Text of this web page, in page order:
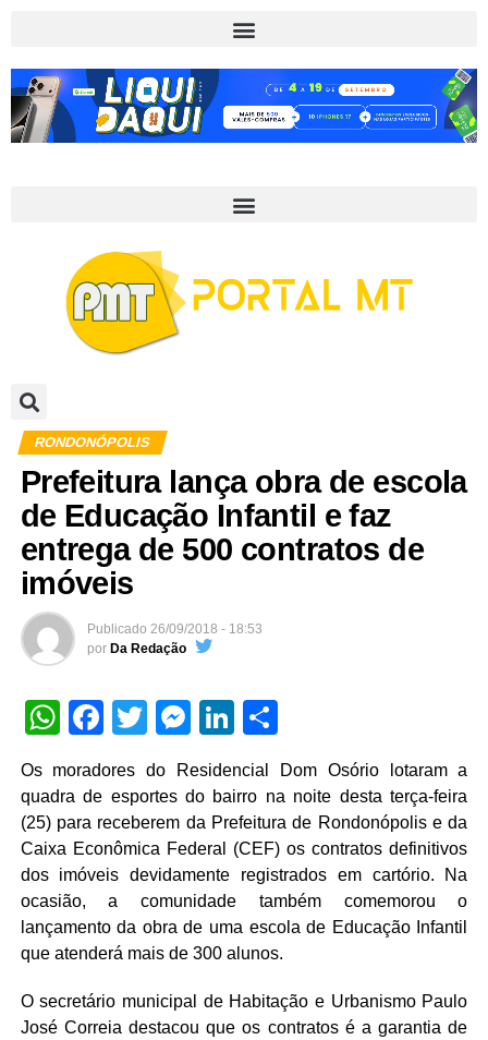
RONDONÓPOLIS
Prefeitura lança obra de escola
de Educação Infantil e faz
entrega de 500 contratos de
imóveis
Publicado 26/09/2018 - 18:53
por Da Redação
WhatsApp
Facebook
TwitterMessenger
LinkedIn
Os moradores do Residencial Dom Osório lotaram a
quadra de esportes do bairro na noite desta terça-feira
(25) para receberem da Prefeitura de Rondonópolis e da
Caixa Econômica Federal (CEF) os contratos definitivos
dos imóveis devidamente registrados em cartório. Na
ocasião, a comunidade também comemorou o
lançamento da obra de uma escola de Educação Infantil
que atenderá mais de 300 alunos.
O secretário municipal de Habitação e Urbanismo Paulo
José Correia destacou que os contratos é a garantia de